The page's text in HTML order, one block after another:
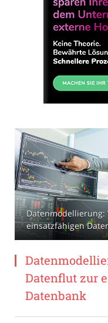
einsatzfähigen
Datenflut zur
Datenbank